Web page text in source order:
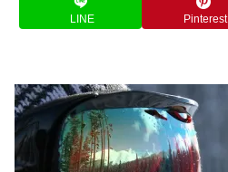
LINE Pinterest